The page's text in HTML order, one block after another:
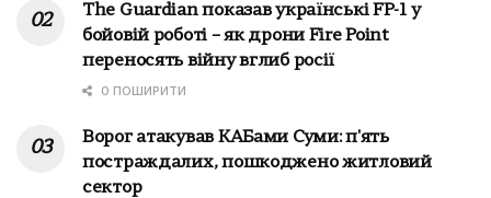
The Guardian показав українські FP-1 у
бойовій роботі – як дрони Fire Point
переносять війну вглиб росії
0 ПОШИРИТИ
Ворог атакував КАБами Суми: п'ять
постраждалих, пошкоджено житловий
сектор